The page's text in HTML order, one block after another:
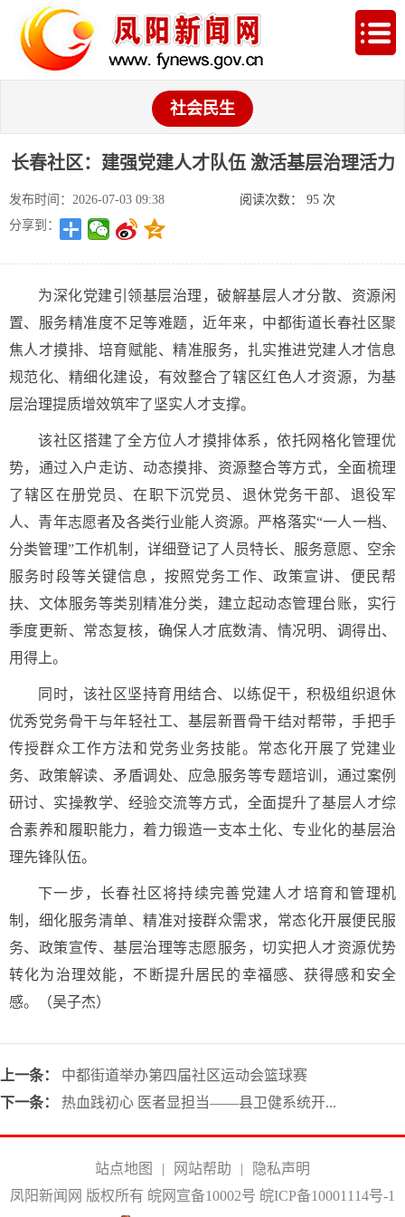
社会民生
长春社区：建强党建人才队伍 激活基层治理活力
发布时间：2026-07-03 09:38 阅读次数： 95次
分享到：
为深化党建引领基层治理，破解基层人才分散、资源闲
置、服务精准度不足等难题，近年来，中都街道长春社区聚
焦人才摸排、培育赋能、精准服务，扎实推进党建人才信息
规范化、精细化建设，有效整合了辖区红色人才资源，为基
层治理提质增效筑牢了坚实人才支撑。
该社区搭建了全方位人才摸排体系，依托网格化管理优
势，通过入户走访、动态摸排、资源整合等方式，全面梳理
了辖区在册党员、在职下沉党员、退休党务干部、退役军
人、青年志愿者及各类行业能人资源。严格落实“一人一档、
分类管理”工作机制，详细登记了人员特长、服务意愿、空余
服务时段等关键信息，按照党务工作、政策宣讲、便民帮
扶、文体服务等类别精准分类，建立起动态管理台账，实行
季度更新、常态复核，确保人才底数清、情况明、调得出、
用得上。
同时，该社区坚持育用结合、以练促干，积极组织退休
优秀党务骨干与年轻社工、基层新晋骨干结对帮带，手把手
传授群众工作方法和党务业务技能。常态化开展了党建业
务、政策解读、矛盾调处、应急服务等专题培训，通过案例
研讨、实操教学、经验交流等方式，全面提升了基层人才综
合素养和履职能力，着力锻造一支本土化、专业化的基层治
理先锋队伍。
下一步，长春社区将持续完善党建人才培育和管理机
制，细化服务清单、精准对接群众需求，常态化开展便民服
务、政策宣传、基层治理等志愿服务，切实把人才资源优势
转化为治理效能，不断提升居民的幸福感、获得感和安全
感。
（吴子杰）
上一条：
中都街道举办第四届社区运动会篮球赛
下一条：
热血践初心 医者显担当——县卫健系统开...
站点地图 | 网站帮助 |
隐私声明
凤阳新闻网 版权所有 皖网宣备10002号 皖ICP备10001114号-1